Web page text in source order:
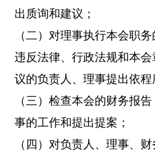
出质询和建议；
（二）对理事执行本会职
违反法律、行政法规和本
议的负责人、理事提出依程
（三）检查本会的财务报
事的工作和提出提案；
（四）对负责人、理事、